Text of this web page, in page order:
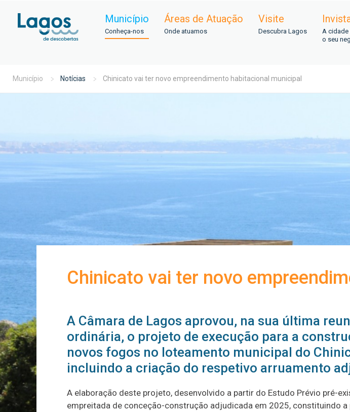
Município
Conheça-nos
Áreas de Atuação
Onde atuamos
Visite
Descubra Lagos
A cidade
o seu
Município Notícias Chinicato vai ter novo empreendimento habitacional municipal
Chinicato vai ter novo
A Câmara de Lagos aprovou, na sua última
ordinária, o projeto de execução para a
novos fogos no loteamento municipal do
incluindo a criação do respetivo arruamento
A elaboração deste projeto, desenvolvido a partir do Estudo Prévio pré-
empreitada de conceção-construção adjudicada em 2025, constituindo a